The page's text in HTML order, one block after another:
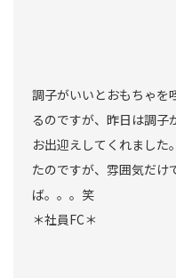
調子がいいとおもちゃを
るのですが、昨日は調子
お出迎えしてくれました
たのですが、雰囲気だけ
ば。。。笑
＊社員FC＊